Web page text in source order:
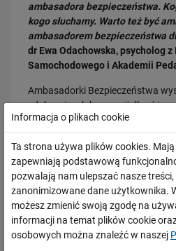
ambasadora bezpieczeństwa.
kogo słuchamy. Warto też być
ambasadorem bezpieczeństwa
dr Ewa Odachowska, psycholog
Samochodowego i Akademii
Ambasadorki Bezpieczeństwa
edukacyjnych kampanii dla
zasad bezpieczeństwa na
telewizyjnych i radiowych apele
Bezpieczeństwa przypominają o
rozważnym postępowaniu na
kolejowo-drogowych.
Wirtualny przejazd dla realnego
Dwie nowe, specjalne aplikacje
Polskie Linie Kolejowe S.A. Za
10.04.2026
Efekt „tłumu” na przejazdach – kiedy
nad…
PRZECZYTAJ
19.03.2026
Przejazd kolejowo-drogowy to
PRZECZYTAJ
Informacja o plikach cookie
Ta strona używa plików cookies.
zapewniają podstawową
pozwalają nam ulepszać nasze
zanonimizowane dane użytkownika.
możesz zmienić swoją zgodę na
informacji na temat plików cookie
osobowych można znaleźć w naszej